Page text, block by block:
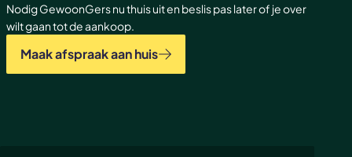
Nodig GewoonGers nu thuis uit en beslis pas later of je over
wilt gaan tot de aankoop.
Maak afspraak aan huis